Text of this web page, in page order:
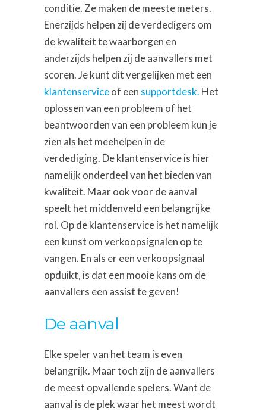
conditie. Ze maken de meeste meters.
Enerzijds helpen zij de verdedigers om
de kwaliteit te waarborgen en
anderzijds helpen zij de aanvallers met
scoren. Je kunt dit vergelijken met een
klantenserviceof een supportdesk. Het
oplossen van een probleem of het
beantwoorden van een probleem kun je
zien als het meehelpen in de
verdediging. De klantenservice is hier
namelijk onderdeel van het bieden van
kwaliteit. Maar ook voor de aanval
speelt het middenveld een belangrijke
rol. Op de klantenservice is het namelijk
een kunst om verkoopsignalen op te
vangen. En als er een verkoopsignaal
opduikt, is dat een mooie kans om de
aanvallers een assist te geven!
De aanval
Elke speler van het team is even
belangrijk. Maar toch zijn de aanvallers
de meest opvallende spelers. Want de
aanval is de plek waar het meest wordt